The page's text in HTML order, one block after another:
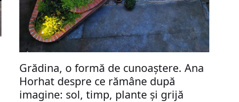
Grădina, o formă de cunoaștere. Ana
Horhat despre ce rămâne după
imagine: sol, timp, plante și grijă